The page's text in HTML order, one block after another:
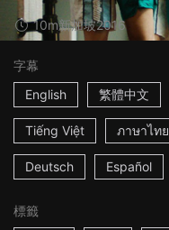
10m新加坡2016
字幕
English
繁體中文
Tiếng Việt ภาษาไทย
Deutsch Español
標籤